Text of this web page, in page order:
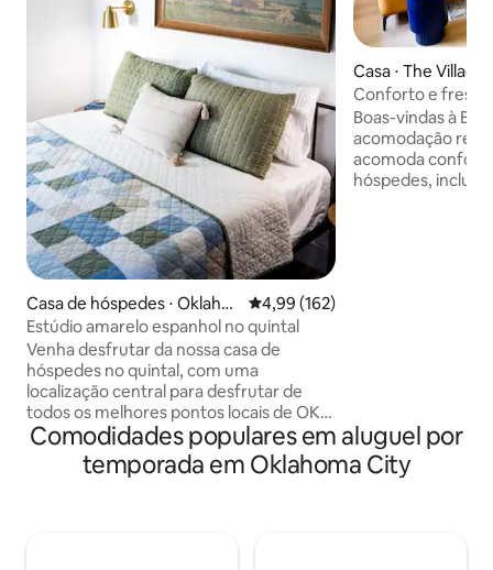
Casa de hóspedes ⋅ Oklaho
ma City
4,99 de uma avaliação média de
4,99 (162)
Estúdio amarelo espanhol no quintal
Venha desfrutar da nossa casa de
hóspedes no quintal, com uma
localização central para desfrutar de
todos os melhores pontos locais de OKC!
Este estúdio de um quarto (250 pés
quadrados) foi cuidadosamente
projetado para pensar em tudo o que
Casa ⋅ The Village
Conforto e
Boas-vindas à
acomodação
acomoda
hóspedes,
entretenimento e
nas proximidades!
Comodidades populares em aluguel por
temporada em Oklahoma City